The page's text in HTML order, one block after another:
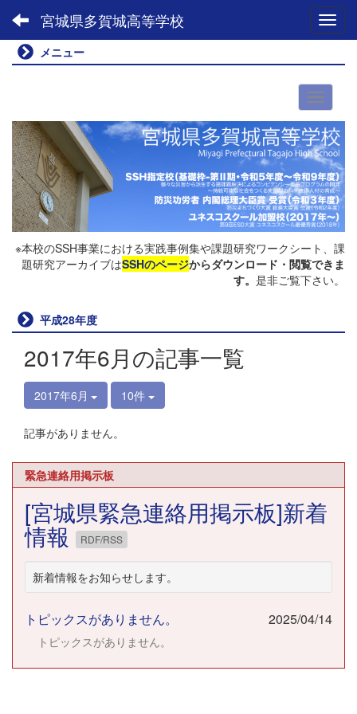
宮城県多賀城高等学校
メニュー
※本校のSSH事業における実践事例集や課題研究ワークシート、課
題研究アーカイブはSSHのページからダウンロード・閲覧できま
す。 是非ご覧下さい。
平成28年度
2017年6月の記事一覧
2017年6月 10件
記事がありません。
緊急連絡用掲示板
[宮城県緊急連絡用掲示板]新着
情報 RDF/RSS
新着情報をお知らせします。
トピックスがありません。 2025/04/14
トピックスがありません。